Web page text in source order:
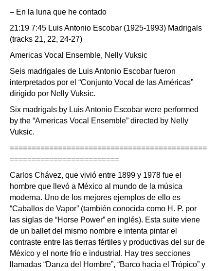
– En la luna que he contado
21:19 7:45 Luis Antonio Escobar (1925-1993) Madrigals
(tracks 21, 22, 24-27)
Americas Vocal Ensemble, Nelly Vuksic
Seis madrigales de Luis Antonio Escobar fueron
interpretados por el “Conjunto Vocal de las Américas”
dirigido por Nelly Vuksic.
Six madrigals by Luis Antonio Escobar were performed
by the “Americas Vocal Ensemble” directed by Nelly
Vuksic.
=============================================
=========================
Carlos Chávez, que vivió entre 1899 y 1978 fue el
hombre que llevó a México al mundo de la música
moderna. Uno de los mejores ejemplos de ello es
“Caballos de Vapor” (también conocida como H. P. por
las siglas de “Horse Power” en inglés). Esta suite viene
de un ballet del mismo nombre e intenta pintar el
contraste entre las tierras fértiles y productivas del sur de
México y el norte frío e industrial. Hay tres secciones
llamadas “Danza del Hombre”, “Barco hacia el Trópico” y